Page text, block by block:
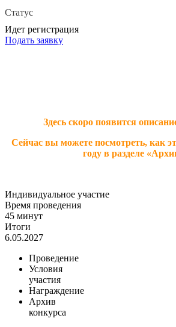
Статус
Идет регистрация
Подать заявку
Здесь скоро появится
Сейчас вы можете посмотреть, как
году в разделе
Индивидуальное участие
Время проведения
45 минут
Итоги
6.05.2027
Проведение
Условия
участия
Награждение
Архив
конкурса